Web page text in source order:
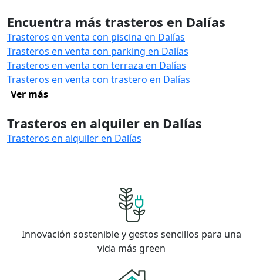
Encuentra más trasteros en Dalías
Trasteros en venta con piscina en Dalías
Trasteros en venta con parking en Dalías
Trasteros en venta con terraza en Dalías
Trasteros en venta con trastero en Dalías
Ver más
Trasteros en alquiler en Dalías
Trasteros en alquiler en Dalías
Innovación sostenible y gestos sencillos para una
vida más green